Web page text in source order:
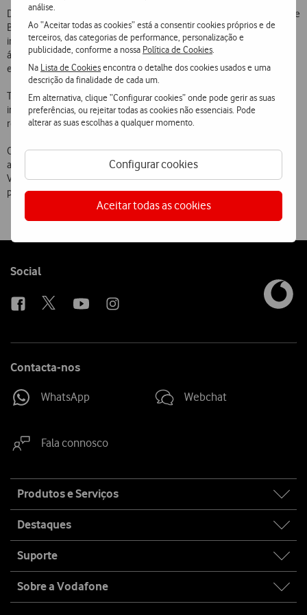
análise.
Ao “Aceitar todas as cookies” está a consentir cookies próprios e de
terceiros, das categorias de performance, personalização e
publicidade, conforme a nossa Política de Cookies
Na Lista de Cookiesencontra o detalhe dos cookies usados e uma
descrição da finalidade de cada um.
Em alternativa, clique “Configurar cookies” onde pode gerir as suas
preferências, ou rejeitar todas as cookies não essenciais. Pode
alterar as suas escolhas a qualquer momento.
Configurar cookies
Aceitar todas as cookies
Da mesma geografia continental, Sharon Van Etten, a jovem artista de
Brooklyn, que se estreou em 2009 com um disco de canções folk
intitulado “Because I Was In Love”, editou este ano o seu quarto
álbum de originais, “Are We There”, e é um dos nomes mais
elogiados e apreciados da música pop e folk.
Também dos Estados Unidos da América, Tune-Yards, um projeto da
irreverente Merrill Garbus, vem ao Vodafone Mexefest com o seu
reportório constituído por três discos, todos lançados pela 4AD.
O preço dos bilhetes para o festival mantém-se nos 40 euros, com
acesso a todos os concertos, em todas as salas dos dois dias do
Vodafone Mexefest e às iniciativas que a Vodafone tem preparadas
para a edição deste ano.
Follow
Social
Contacta-nos
WhatsApp Webchat
Fala connosco
map
Produtos e Serviços
Destaques
Suporte
Sobre a Vodafone